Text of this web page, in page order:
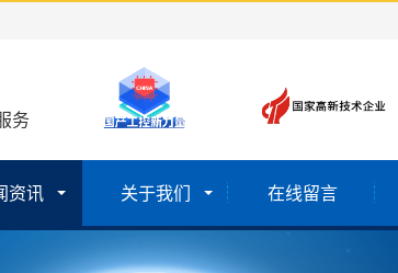
务
资讯 关于我们 在线留言